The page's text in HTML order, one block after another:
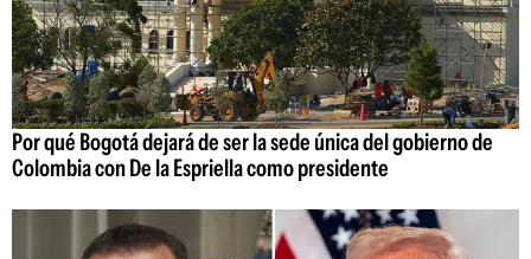
Por qué Bogotá dejará de ser la sede única del gobierno de
Colombia con De la Espriella como presidente